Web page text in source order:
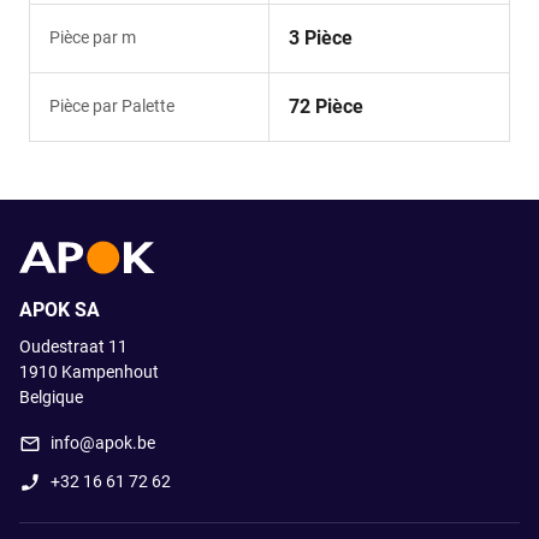
Pièce par m 3 Pièce
Pièce par Palette 72 Pièce
APOK SA
Oudestraat 11
1910 Kampenhout
Belgique
info@apok.be
+32 16 61 72 62